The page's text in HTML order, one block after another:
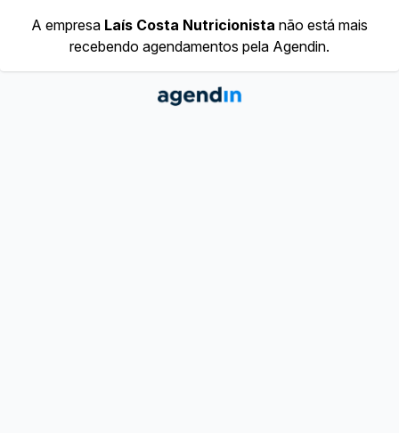
A empresa Laís Costa Nutricionista não está mais
recebendo agendamentos pela Agendin.